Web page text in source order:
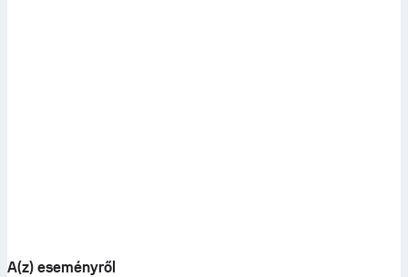
A(z) eseményről